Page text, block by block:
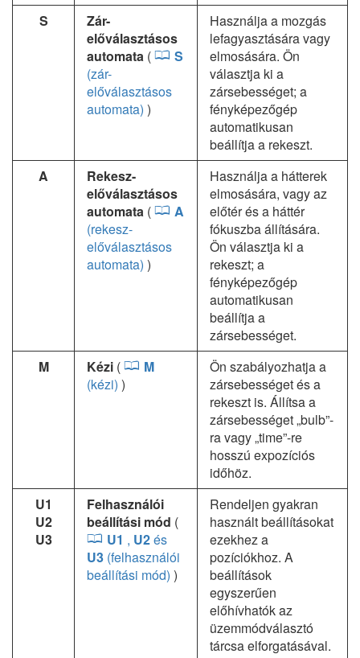
S
Zár-
előválasztásos
automata (
S
(zár-
előválasztásos
automata) )
Használja a mozgás
lefagyasztására vagy
elmosására. Ön
választja ki a
zársebességet; a
fényképezőgép
automatikusan
beállítja a rekeszt.
A
Rekesz-
előválasztásos
automata (
A
(rekesz-
előválasztásos
automata) )
Használja a hátterek
elmosására, vagy az
előtér és a háttér
fókuszba állítására.
Ön választja ki a
rekeszt; a
fényképezőgép
automatikusan
beállítja a
zársebességet.
M
Kézi (
M
(kézi) )
Ön szabályozhatja a
zársebességet és a
rekeszt is. Állítsa a
zársebességet „bulb”-
ra vagy „time”-re
hosszú expozíciós
időhöz.
U1
U2
U3
Felhasználói
beállítási mód (
U1 , U2és
U3 (felhasználói
beállítási mód) )
Rendeljen gyakran
használt beállításokat
ezekhez a
pozíciókhoz. A
beállítások
egyszerűen
előhívhatók az
üzemmódválasztó
tárcsa elforgatásával.